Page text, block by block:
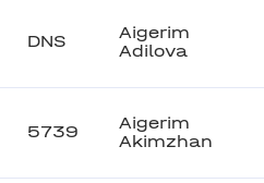
DNS
Aigerim
Adilova
5739
Aigerim
Akimzhan